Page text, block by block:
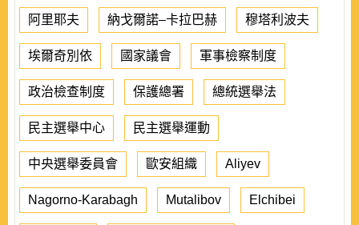
阿里耶夫 納戈爾諾–卡拉巴赫 穆塔利波夫
埃爾奇別依 國家議會 軍事檢察制度
政治檢查制度 保護總署 總統選舉法
民主選舉中心 民主選舉運動
中央選舉委員會 歐安組織 Aliyev
Nagorno-Karabagh Mutalibov Elchibei